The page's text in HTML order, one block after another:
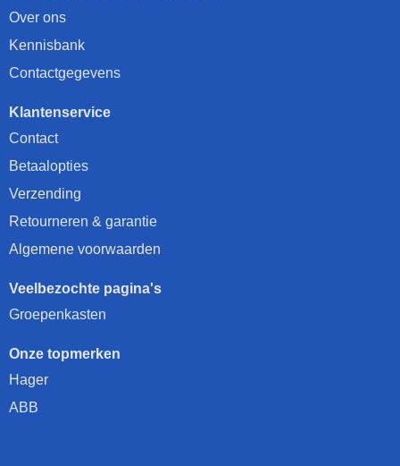
Over ons
Kennisbank
Contactgegevens
Klantenservice
Contact
Betaalopties
Verzending
Retourneren & garantie
Algemene voorwaarden
Veelbezochte pagina's
Groepenkasten
Onze topmerken
Hager
ABB